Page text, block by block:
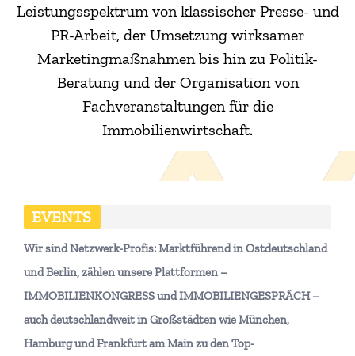
Leistungsspektrum von klassischer Presse- und
PR-Arbeit, der Umsetzung wirksamer
Marketingmaßnahmen bis hin zu Politik-
Beratung und der Organisation von
Fachveranstaltungen für die
Immobilienwirtschaft.
EVENTS
Wir sind Netzwerk-Profis: Marktführend in Ostdeutschland
und Berlin, zählen unsere Plattformen –
IMMOBILIENKONGRESS und IMMOBILIENGESPRÄCH –
auch deutschlandweit in Großstädten wie München,
Hamburg und Frankfurt am Main zu den Top-